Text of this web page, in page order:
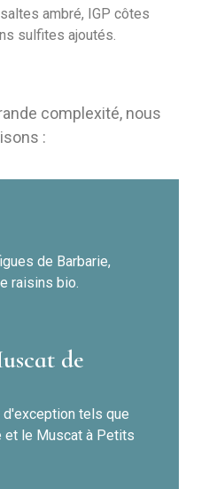
ambré, IGP côtes
sulfites ajoutés.
complexité, nous
:
de Barbarie,
raisins bio.
de
d'exception tels que
et le Muscat à Petits